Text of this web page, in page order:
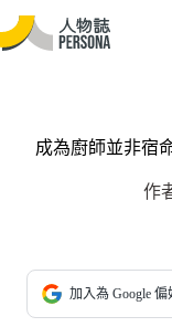
成為廚師並非宿
作
加入為 Google 偏